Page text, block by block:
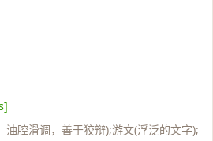
油腔滑调，善于狡辩);游文(浮泛的文字);